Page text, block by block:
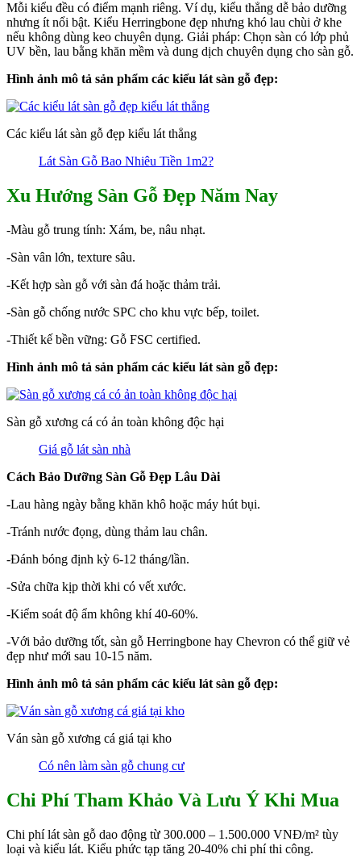
Mỗi kiểu đều có điểm mạnh riêng. Ví dụ, kiểu thẳng dễ bảo dưỡng
nhưng ít nổi bật. Kiểu Herringbone đẹp nhưng khó lau chùi ở khe
nếu không dùng keo chuyên dụng. Giải pháp: Chọn sàn có lớp phủ
UV bền, lau bằng khăn mềm và dung dịch chuyên dụng cho sàn gỗ.
Hình ảnh mô tả sản phẩm các kiểu lát sàn gỗ đẹp:
Các kiểu lát sàn gỗ đẹp kiểu lát thẳng
Lát Sàn Gỗ Bao Nhiêu Tiền 1m2?
Xu Hướng Sàn Gỗ Đẹp Năm Nay
-Màu gỗ trung tính: Xám, be, nâu nhạt.
-Sàn vân lớn, texture sâu.
-Kết hợp sàn gỗ với sàn đá hoặc thảm trải.
-Sàn gỗ chống nước SPC cho khu vực bếp, toilet.
-Thiết kế bền vững: Gỗ FSC certified.
Hình ảnh mô tả sản phẩm các kiểu lát sàn gỗ đẹp:
Sàn gỗ xương cá có ản toàn không độc hại
Giá gỗ lát sàn nhà
Cách Bảo Dưỡng Sàn Gỗ Đẹp Lâu Dài
-Lau hàng ngày bằng khăn khô hoặc máy hút bụi.
-Tránh nước đọng, dùng thảm lau chân.
-Đánh bóng định kỳ 6-12 tháng/lần.
-Sửa chữa kịp thời khi có vết xước.
-Kiểm soát độ ẩm không khí 40-60%.
-Với bảo dưỡng tốt, sàn gỗ Herringbone hay Chevron có thể giữ vẻ
đẹp như mới sau 10-15 năm.
Hình ảnh mô tả sản phẩm các kiểu lát sàn gỗ đẹp:
Ván sàn gỗ xương cá giá tại kho
Có nên làm sàn gỗ chung cư
Chi Phí Tham Khảo Và Lưu Ý Khi Mua
Chi phí lát sàn gỗ dao động từ 300.000 – 1.500.000 VNĐ/m² tùy
loại và kiểu lát. Kiểu phức tạp tăng 20-40% chi phí thi công.